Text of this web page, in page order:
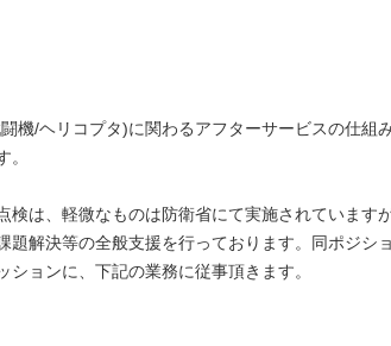
機/ヘリコプタ)に関わるアフターサービスの仕組
検は、軽微なものは防衛省にて実施されています
題解決等の全般支援を行っております。同ポジシ
ョンに、下記の業務に従事頂きます。